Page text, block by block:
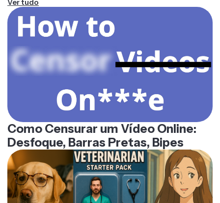
Ver tudo
Como Censurar um Vídeo Online:
Desfoque, Barras Pretas, Bipes